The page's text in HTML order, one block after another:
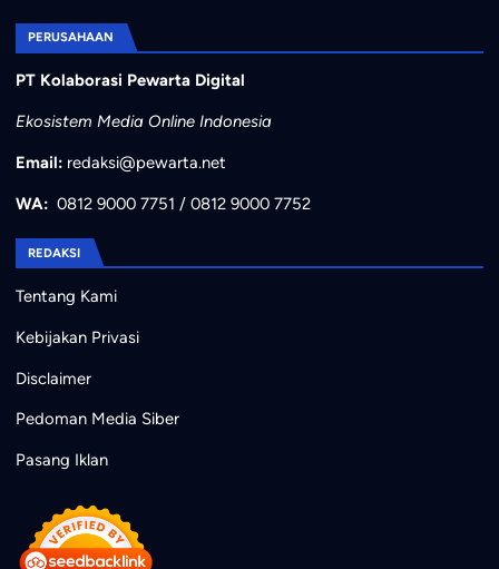
PERUSAHAAN
PT Kolaborasi Pewarta Digital
Ekosistem Media Online Indonesia
Email: redaksi@pewarta.net
WA: 0812 9000 7751 / 0812 9000 7752
REDAKSI
Tentang Kami
Kebijakan Privasi
Disclaimer
Pedoman Media Siber
Pasang Iklan